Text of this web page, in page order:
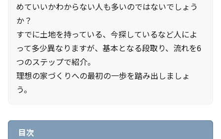
めていいかわからない人も多いのではないでしょう
か？
すでに土地を持っている、今探しているなど人によ
って多少異なりますが、基本となる段取り、流れを6
つのステップで紹介。
理想の家づくりへの最初の一歩を踏み出しましょ
う。
目次